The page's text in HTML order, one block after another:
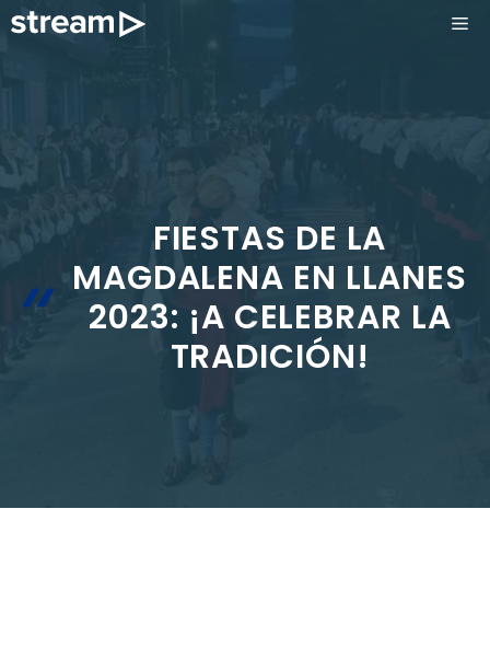
Saltar
FIESTAS DE LA
MAGDALENA EN LLANES
2023: ¡A CELEBRAR LA
TRADICIÓN!